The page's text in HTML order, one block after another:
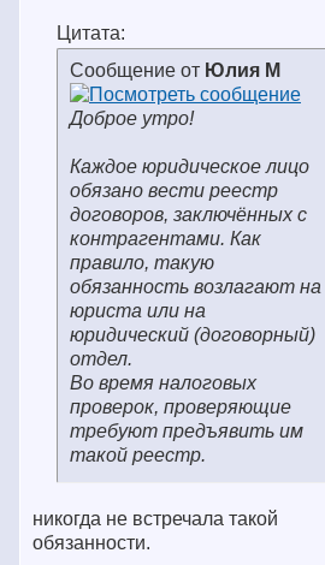
Цитата:
Сообщение от Юлия М
Доброе утро!
Каждое юридическое лицо
обязано вести реестр
договоров, заключённых с
контрагентами. Как
правило, такую
обязанность возлагают на
юриста или на
юридический (договорный)
отдел.
Во время налоговых
проверок, проверяющие
требуют предъявить им
такой реестр.
никогда не встречала такой
обязанности.